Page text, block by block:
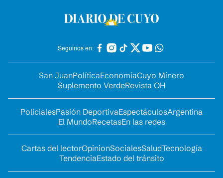
Seguinos en:
San JuanPolíticaEconomíaCuyo Minero
Suplemento VerdeRevista OH
PolicialesPasión DeportivaEspectáculosArgentina
El MundoRecetasEn las redes
Cartas del lectorOpinionSocialesSaludTecnología
TendenciaEstado del tránsito